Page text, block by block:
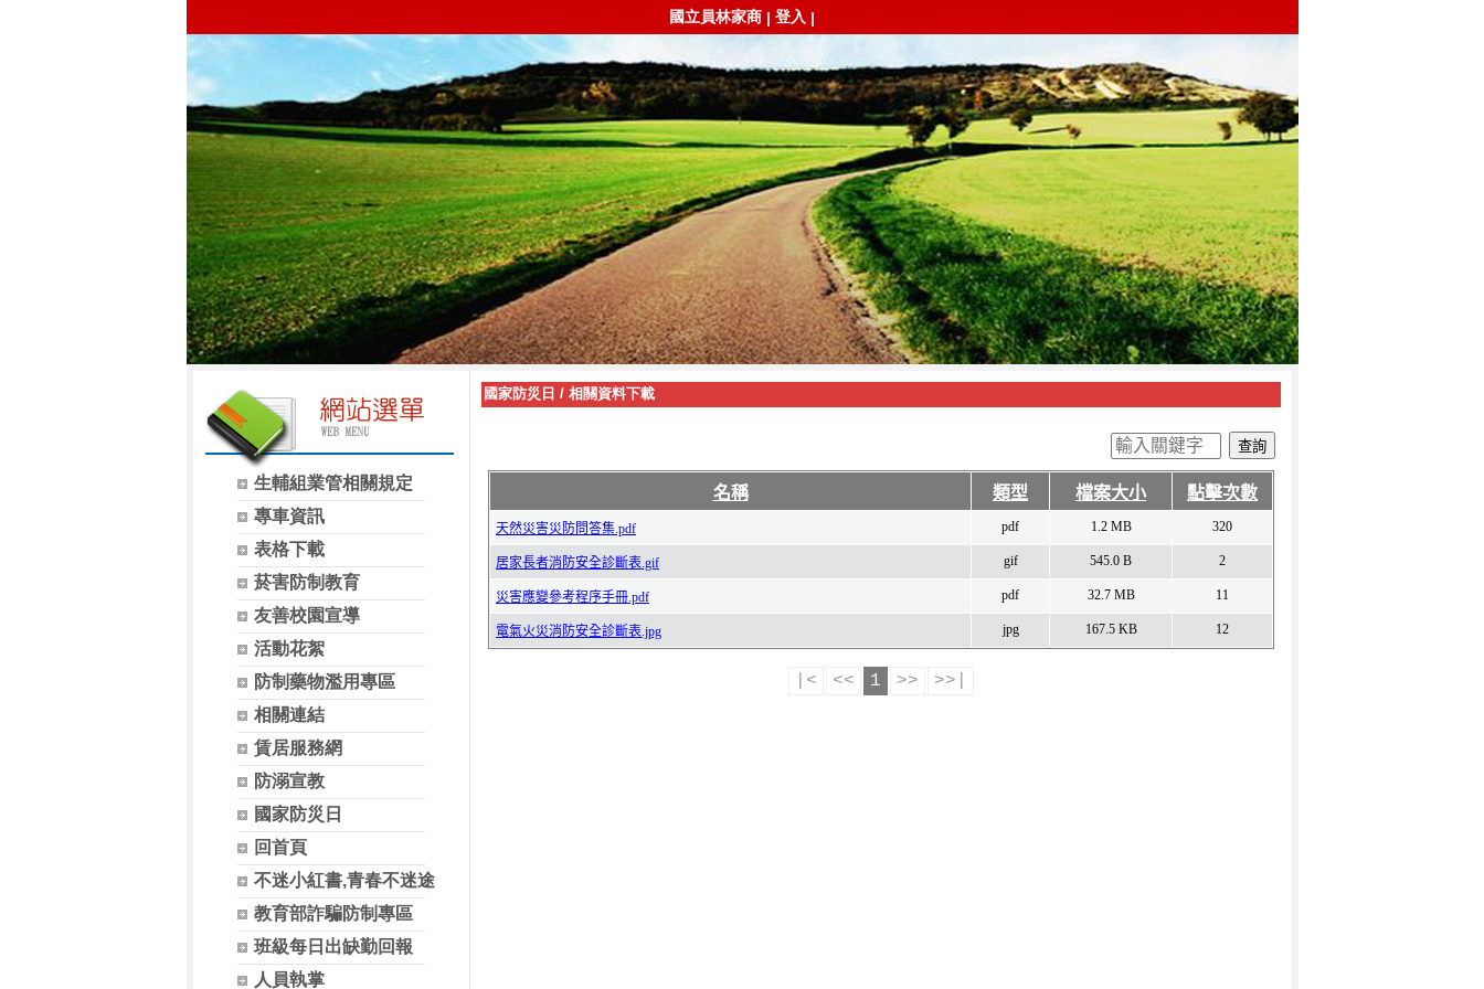
國立員林家商 | 登入 |
生輔組業管相關規定
專車資訊
表格下載
菸害防制教育
友善校園宣導
活動花絮
防制藥物濫用專區
相關連結
賃居服務網
防溺宣教
國家防災日
回首頁
不迷小紅書,青春不迷途
教育部詐騙防制專區
班級每日出缺勤回報
人員執掌
國家防災日 / 相關資料下載